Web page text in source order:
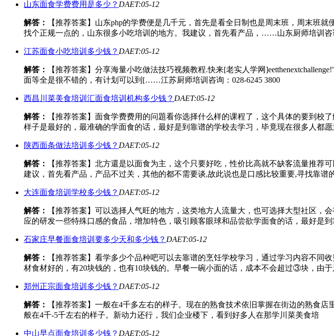
山东面食学费费用是多少？ DAET:05-12
解答：
【推荐答案】山东php的学费便是几千元，首先是看全日制也是周末班，周末班
找个正规一点的，山东很多小吃培训的地方。我建议，首先看产品，……山东厨师培训咨
江苏面食小吃培训多少钱？ DAET:05-12
解答：
【推荐答案】分享海量小吃做法技巧视频教程.快来[老实人学网
面等全是很不错的，有计划可以到[……江苏厨师培训咨询：028-6245 3800
西昌川菜美食培训汇面食培训机构多少钱？ DAET:05-12
解答：
【推荐答案】面食学费费用的问題看你选择什么样的课程了，这个具体的要到校
样子是最好的，最准确的学面食的话，最好是到靠谱的学校去学习，毕竟现在很多人都愿
陕西面条做法培训多少钱？ DAET:05-12
解答：
【推荐答案】北方還是以面食为主，这个只要好吃，性价比高就不缺客流量推
建议，首先看产品，产品不过关，其他的都不需要谈,故此说也是口感比较重要,寻找靠谱
大连面食培训学校多少钱？ DAET:05-12
解答：
【推荐答案】可以选择人气旺的地方，这类地方人流量大，也可选择大型社区
应的研发一些特殊口感的食品，增加特色，吸引顾客眼球和品尝欲学面食的话，最好是到
石家庄早餐面食培训要多少天和多少钱？ DAET:05-12
解答：
【推荐答案】看学多少个品种吧可以去靠谱的烹饪学校学习，通过学习内容不
材食材好的，有20块钱的，也有10块钱的。早餐一碗小面的话，成本不会超过③块，由于
郑州正宗面食培训多少钱？ DAET:05-12
解答：
【推荐答案】一般在4千多左右的样子。现在的熟食技术依旧掌握在街边的熟食
般在4千-5千左右的样子。新动力还行，我们企业楼下，看到好多人在那学川菜美食培
中山早点面食培训多少钱？ DAET:05-12